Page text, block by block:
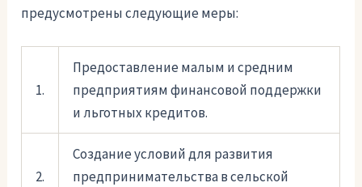
предусмотрены следующие меры:
1.
Предоставление малым и средним
предприятиям финансовой поддержки
и льготных кредитов.
2.
Создание условий для развития
предпринимательства в сельской